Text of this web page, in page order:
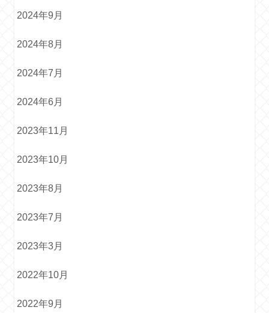
2024年9月
2024年8月
2024年7月
2024年6月
2023年11月
2023年10月
2023年8月
2023年7月
2023年3月
2022年10月
2022年9月